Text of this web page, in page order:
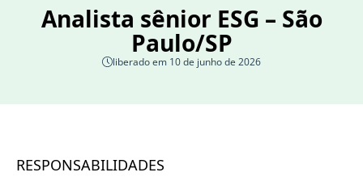
Analista sênior ESG – São
Paulo/SP
liberado em 10 de junho de 2026
RESPONSABILIDADES